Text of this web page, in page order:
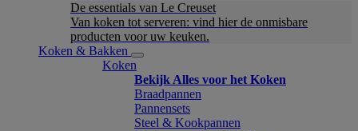
De essentials van Le Creuset
Van koken tot serveren: vind hier de onmisbare
producten voor uw keuken.
Koken & Bakken
Koken
Bekijk Alles voor het Koken
Braadpannen
Pannensets
Steel & Kookpannen